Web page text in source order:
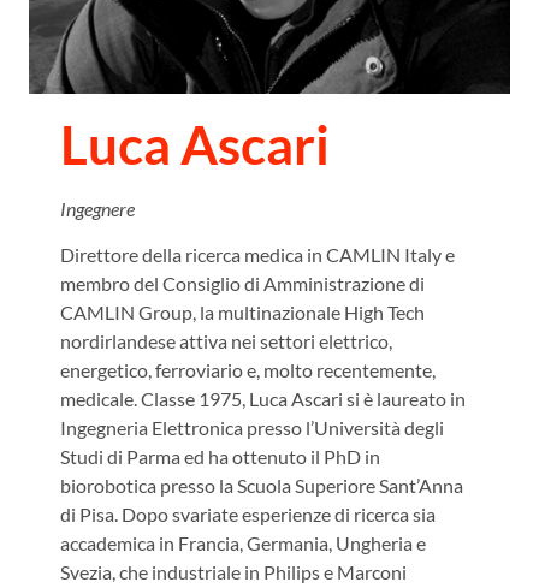
Luca Ascari
Ingegnere
Direttore della ricerca medica in CAMLIN Italy e
membro del Consiglio di Amministrazione di
CAMLIN Group, la multinazionale High Tech
nordirlandese attiva nei settori elettrico,
energetico, ferroviario e, molto recentemente,
medicale. Classe 1975, Luca Ascari si è laureato in
Ingegneria Elettronica presso l’Università degli
Studi di Parma ed ha ottenuto il PhD in
biorobotica presso la Scuola Superiore Sant’Anna
di Pisa. Dopo svariate esperienze di ricerca sia
accademica in Francia, Germania, Ungheria e
Svezia, che industriale in Philips e Marconi